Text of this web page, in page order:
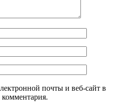
почты и веб-сайт в
комментария.